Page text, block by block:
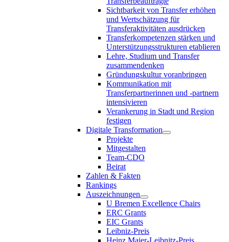
Sichtbarkeit von Transfer erhöhen
und Wertschätzung für
Transferaktivitäten ausdrücken
Transferkompetenzen stärken und
Unterstützungsstrukturen etablieren
Lehre, Studium und Transfer
zusammendenken
Gründungskultur voranbringen
Kommunikation mit
Transferpartnerinnen und -partnern
intensivieren
Verankerung in Stadt und Region
festigen
Digitale Transformation
Projekte
Mitgestalten
Team-CDO
Beirat
Zahlen & Fakten
Rankings
Auszeichnungen
U Bremen Excellence Chairs
ERC Grants
EIC Grants
Leibniz-Preis
Heinz Maier-Leibnitz-Preis